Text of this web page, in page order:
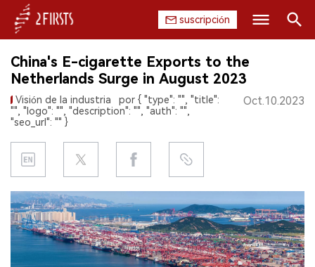
suscripción
INICIO
EMPRESA
CHINA
DATOS
China's E-cigarette Exports to the
Netherlands Surge in August 2023
Visión de la industria
por { "type": "", "title":
"", "logo": "", "description": "", "auth": "",
"seo_url": "" }
Oct.10.2023